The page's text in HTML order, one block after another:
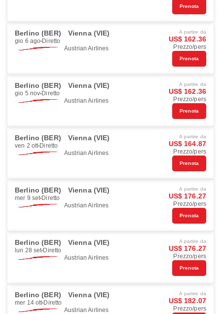
Prenota
Berlino (BER) Vienna (VIE)
gio 6 ago Diretto
Austrian Airlines
A partire da
US$ 162.36
Prezzo/pers
Prenota
Berlino (BER) Vienna (VIE)
gio 5 nov Diretto
Austrian Airlines
A partire da
US$ 162.36
Prezzo/pers
Prenota
Berlino (BER) Vienna (VIE)
ven 2 ott Diretto
Austrian Airlines
A partire da
US$ 164.87
Prezzo/pers
Prenota
Berlino (BER) Vienna (VIE)
mer 9 set Diretto
Austrian Airlines
A partire da
US$ 176.27
Prezzo/pers
Prenota
Berlino (BER) Vienna (VIE)
lun 28 set Diretto
Austrian Airlines
A partire da
US$ 176.27
Prezzo/pers
Prenota
Berlino (BER) Vienna (VIE)
mer 14 ott Diretto
Austrian Airlines
A partire da
US$ 182.07
Prezzo/pers